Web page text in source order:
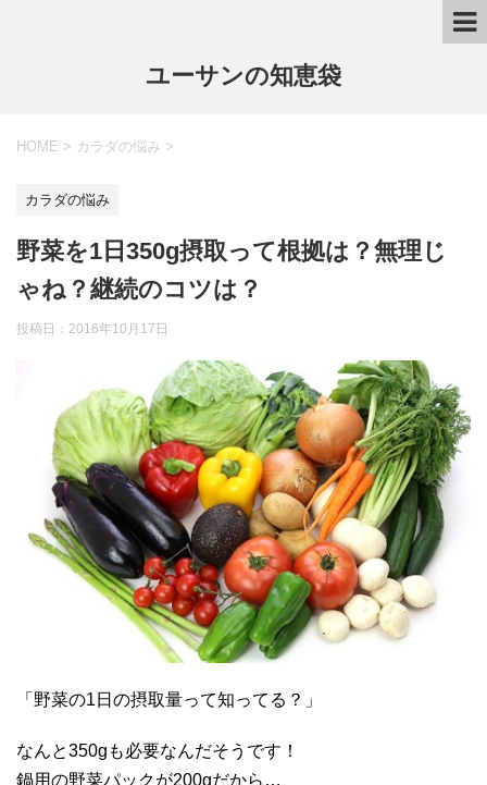
ユーサンの知恵袋
HOME > カラダの悩み >
カラダの悩み
野菜を1日350g摂取って根拠は？無理じ
ゃね？継続のコツは？
投稿日： 2016年10月17日
「野菜の1日の摂取量って知ってる？」
なんと350gも必要なんだそうです！
鍋用の野菜パックが200gだから…